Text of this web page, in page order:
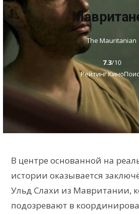
The Mauritanian
7.3/10
Рейтинг
В центре основанной на
истории оказывается
Ульд Слахи из Мавритании,
подозревают в